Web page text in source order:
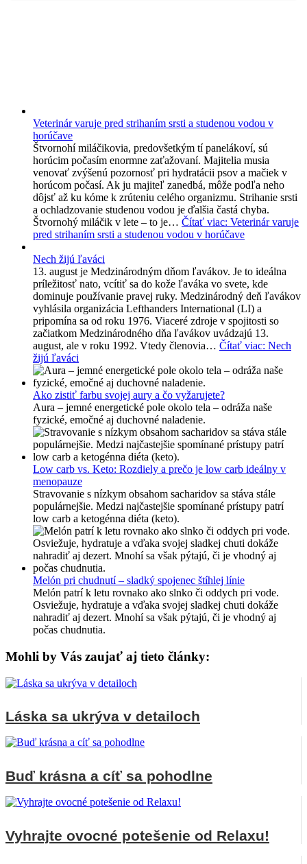
Veterinár varuje pred strihaním srsti a studenou vodou v
horúčave
Štvornohí miláčikovia, predovšetkým tí panelákoví, sú
horúcim počasím enormne zaťažovaní. Majitelia musia
venovať zvýšenú pozornosť pri hydratácii psov a mačiek v
horúcom počasí. Ak ju majiteľ zanedbá, môže podľa neho
dôjsť až ku kóme k zrúteniu celého organizmu. Strihanie srsti
a ochladzovanie studenou vodou je ďalšia častá chyba.
Štvornohý miláčik v lete – to je… Čítať viac: Veterinár varuje
pred strihaním srsti a studenou vodou v horúčave
Nech žijú ľaváci
13. august je Medzinárodným dňom ľavákov. Je to ideálna
príležitosť nato, vcítiť sa do kože ľaváka vo svete, kde
dominuje používanie pravej ruky. Medzinárodný deň ľavákov
vyhlásila organizácia Lefthanders International (LI) a
pripomína sa od roku 1976. Viaceré zdroje v spojitosti so
začiatkom Medzinárodného dňa ľavákov uvádzajú 13.
august, ale v roku 1992. Vtedy členovia… Čítať viac: Nech
žijú ľaváci
Ako zistiť farbu svojej aury a čo vyžarujete?
Aura – jemné energetické pole okolo tela – odráža naše
fyzické, emočné aj duchovné naladenie.
Low carb vs. Keto: Rozdiely a prečo je low carb ideálny v
menopauze
Stravovanie s nízkym obsahom sacharidov sa stáva stále
populárnejšie. Medzi najčastejšie spomínané prístupy patrí
low carb a ketogénna diéta (keto).
Melón pri chudnutí – sladký spojenec štíhlej línie
Melón patrí k letu rovnako ako slnko či oddych pri vode.
Osviežuje, hydratuje a vďaka svojej sladkej chuti dokáže
nahradiť aj dezert. Mnohí sa však pýtajú, či je vhodný aj
počas chudnutia.
Mohli by Vás zaujať aj tieto články:
Láska sa ukrýva v detailoch
Buď krásna a cíť sa pohodlne
Vyhrajte ovocné potešenie od Relaxu!